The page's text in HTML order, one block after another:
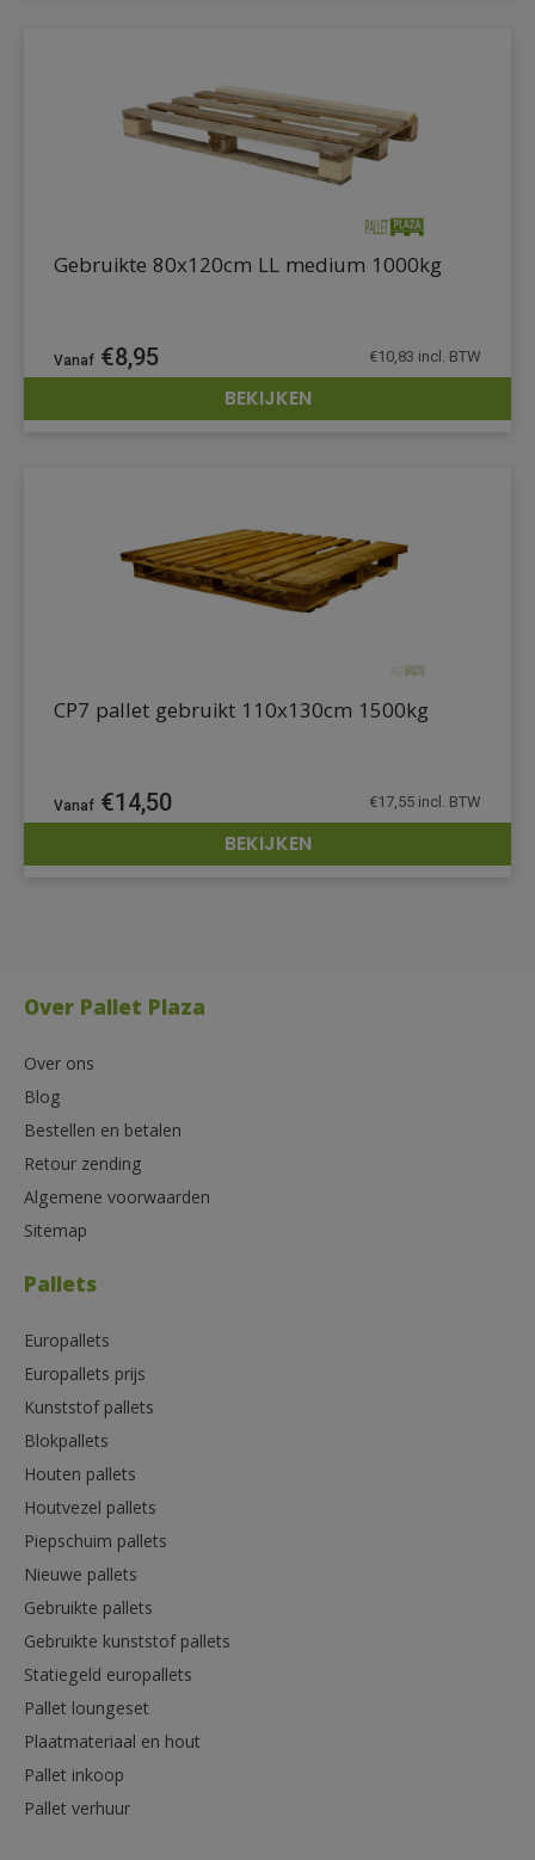
DETAILS
Gebruikte 80x120cm LL medium 1000kg
€8,95 €10,83 incl. BTW
BEKIJKEN
DETAILS
CP7 pallet gebruikt 110x130cm 1500kg
€14,50 €17,55 incl. BTW
BEKIJKEN
Over Pallet Plaza
Over ons
Blog
Bestellen en betalen
Retour zending
Algemene voorwaarden
Sitemap
Pallets
Europallets
Europallets prijs
Kunststof pallets
Blokpallets
Houten pallets
Houtvezel pallets
Piepschuim pallets
Nieuwe pallets
Gebruikte pallets
Gebruikte kunststof pallets
Statiegeld europallets
Pallet loungeset
Plaatmateriaal en hout
Pallet inkoop
Pallet verhuur